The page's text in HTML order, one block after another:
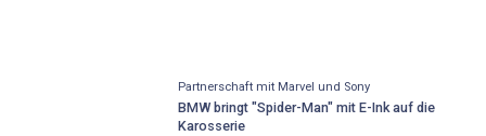
Partnerschaft mit Marvel und Sony
BMW bringt "Spider-Man" mit E-Ink auf die
Karosserie